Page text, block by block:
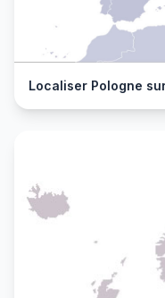
Localiser Pologne